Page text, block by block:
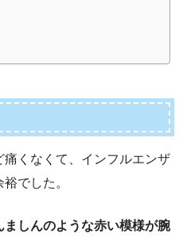
痛くなくて、インフルエンザ
でした。
しんのような赤い模様が腕